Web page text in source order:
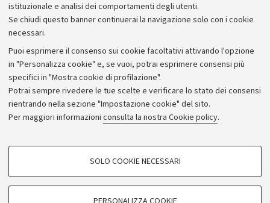
istituzionale e analisi dei comportamenti degli utenti.
Se chiudi questo banner continuerai la navigazione solo con i cookie
necessari.
Puoi esprimere il consenso sui cookie facoltativi attivando l'opzione
in "Personalizza cookie" e, se vuoi, potrai esprimere consensi più
specifici in "Mostra cookie di profilazione".
Potrai sempre rivedere le tue scelte e verificare lo stato dei consensi
rientrando nella sezione "Impostazione cookie" del sito.
Per maggiori informazioni consulta la nostra Cookie policy.
COOKIE DI PROFILAZIONE - FACOLTATIVI
SOLO COOKIE NECESSARI
Donazioni e 5x1000
Bandi, gare e concorsi
Albo online
Amministrazione trasparente
Atti di notifica
Informazioni sul sito e accessibilità
Dichiarazione di accessibilità
Privacy e note legali
Impostazioni Cookie